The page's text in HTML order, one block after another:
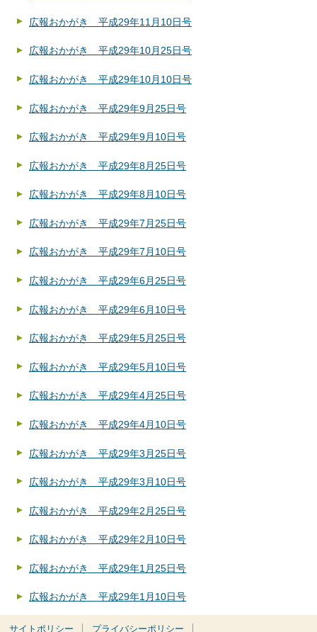
広報おかがき 平成29年11月10日号
広報おかがき 平成29年10月25日号
広報おかがき 平成29年10月10日号
広報おかがき 平成29年9月25日号
広報おかがき 平成29年9月10日号
広報おかがき 平成29年8月25日号
広報おかがき 平成29年8月10日号
広報おかがき 平成29年7月25日号
広報おかがき 平成29年7月10日号
広報おかがき 平成29年6月25日号
広報おかがき 平成29年6月10日号
広報おかがき 平成29年5月25日号
広報おかがき 平成29年5月10日号
広報おかがき 平成29年4月25日号
広報おかがき 平成29年4月10日号
広報おかがき 平成29年3月25日号
広報おかがき 平成29年3月10日号
広報おかがき 平成29年2月25日号
広報おかがき 平成29年2月10日号
広報おかがき 平成29年1月25日号
広報おかがき 平成29年1月10日号
サイトポリシー プライバシーポリシー